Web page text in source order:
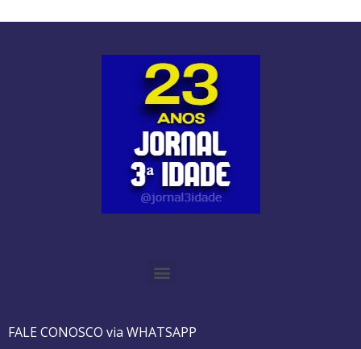
FALE CONOSCO via WHATSAPP